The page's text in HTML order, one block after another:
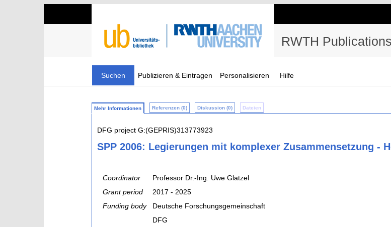
RWTH Publications
Suchen Publizieren & Eintragen Personalisieren Hilfe
Mehr Informationen Referenzen (0) Diskussion (0) Dateien
DFG project G:(GEPRIS)313773923
SPP 2006: Legierungen mit komplexer Zusammensetzung -
Coordinator
Professor Dr.-Ing. Uwe Glatzel
Grant period
2017 - 2025
Funding body
Deutsche Forschungsgemeinschaft
DFG